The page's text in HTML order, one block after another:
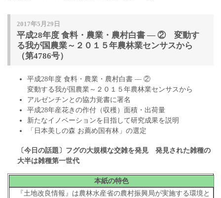
2017年5月29日
平成28年度 食料・農業・農村白書 ― ② 変動す
る我が国農業～２０１５年農林業センサスから
（第4786号）
平成28年度 食料・農業・農村白書 ― ②
変動する我が国農業～２０１５年農林業センサスから
アルゼンチンとの協力覚書に署名
平成28年産花きの作付（収穫）面積・出荷量
新たなイノベーションを目指して研究成果を説明
「日本美しの森 お薦め国有林」の選定
〔今日の話題〕フグの大規模な交雑を発見 発見された雑種の
大半は雑種第一世代
本紙の特色
『土地改良情報』は農林水産省の農村振興局が実施する環境と